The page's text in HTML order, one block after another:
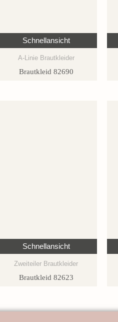
Schnellansicht
A-Linie Brautkleider
Brautkleid 82690
Schnellansicht
Zweiteiler Brautkleider
Brautkleid 82623